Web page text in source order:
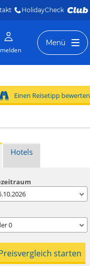
HolidayCheck
Menü
Einen Reisetipp bewerten
Hotels
0